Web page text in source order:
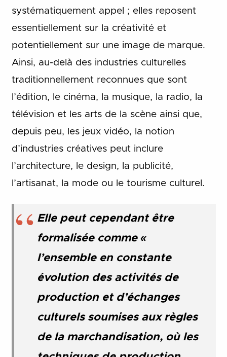
systématiquement appel ; elles reposent
essentiellement sur la créativité et
potentiellement sur une image de marque.
Ainsi, au-delà des industries culturelles
traditionnellement reconnues que sont
l’édition, le cinéma, la musique, la radio, la
télévision et les arts de la scène ainsi que,
depuis peu, les jeux vidéo, la notion
d’industries créatives peut inclure
l’architecture, le design, la publicité,
l’artisanat, la mode ou le tourisme culturel.
Elle peut cependant être
formalisée comme «
l’ensemble en constante
évolution des activités de
production et d’échanges
culturels soumises aux règles
de la marchandisation, où les